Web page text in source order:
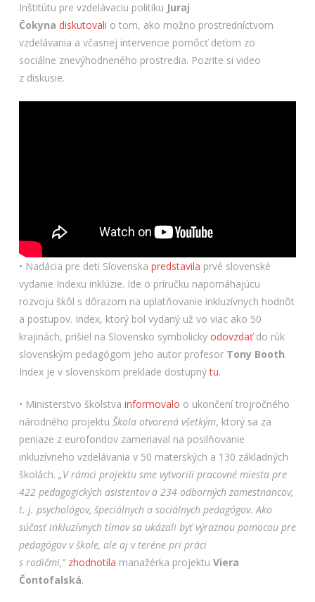
Inštitútu pre vzdelávaciu politiku Juraj
Čokyna diskutovali o tom, ako možno prostredníctvom
vzdelávania a včasnej intervencie pomôcť deťom zo
sociálne znevýhodneného prostredia. Pozrite si video
z diskusie.
• Nadácia pre deti Slovenska predstavila prvé slovenské
vydanie Indexu inklúzie. Ide o príručku napomáhajúcu
rozvoju škôl s dôrazom na uplatňovanie inkluzívnych hodnôt
a postupov. Index, ktorý bol vydaný už vo viac ako 50
krajinách, prišiel na Slovensko symbolicky odovzdaťdo rúk
slovenským pedagógom jeho autor profesor Tony Booth.
Index je v slovenskom preklade dostupnýtu.
• Ministerstvo školstva informovalo o ukončení trojročného
národného projektu Škola otvorená všetkým, ktorý sa za
peniaze z eurofondov zameriaval na posilňovanie
inkluzívneho vzdelávania v 50 materských a 130 základných
školách. „V rámci projektu sme vytvorili pracovné miesta pre
422 pedagogických asistentov a 234 odborných zamestnancov,
t. j. psychológov, špeciálnych a sociálnych pedagógov. Ako
súčasť inkluzívnych tímov sa ukázali byť výraznou pomocou pre
pedagógov v škole, ale aj v teréne pri práci
s rodičmi,“ zhodnotila manažérka projektu Viera
Čontofalská.